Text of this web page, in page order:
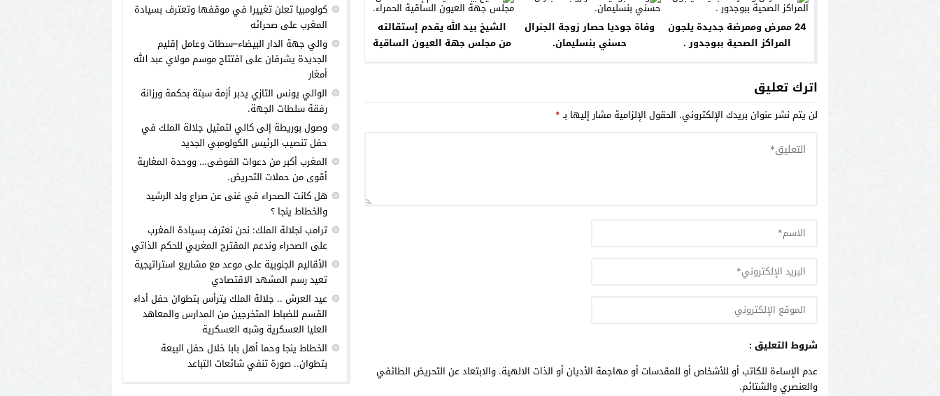
24 ممرض وممرضة جديدة يلجون
المراكز الصحية ببوجدور .
وفاة جوديا حصار زوجة الجنرال
حسني بنسليمان.
الشيخ بيد الله يقدم إستقالته
من مجلس جهة العيون الساقية
اترك تعليق
لن يتم نشر عنوان بريدك الإلكتروني. الحقول الإلزامية مشار إليها بـ*
شروط التعليق :
عدم الإساءة للكاتب أو للأشخاص أو للمقدسات أو مهاجمة الأديان أو الذات الالهية. والابتعاد عن التحريض الطائفي
والعنصري والشتائم.
كولومبيا تعلن تغييرا في موقفها وتعترف بسيادة
المغرب على صحرائه
والي جهة الدار البيضاء–سطات وعامل إقليم
الجديدة يشرفان على افتتاح موسم مولاي عبد الله
أمغار
الوالي يونس التازي يدبر أزمة سبتة بحكمة ورزانة
رفقة سلطات الجهة.
وصول بوريطة إلى كالي لتمثيل جلالة الملك في
حفل تنصيب الرئيس الكولومبي الجديد
المغرب أكبر من دعوات الفوضى… ووحدة المغاربة
أقوى من حملات التحريض.
هل كانت الصحراء في غنى عن صراع ولد الرشيد
والخطاط ينجا ؟
ترامب لجلالة الملك: نحن نعترف بسيادة المغرب
على الصحراء وندعم المقترح المغربي للحكم الذاتي
الأقاليم الجنوبية على موعد مع مشاريع استراتيجية
تعيد رسم المشهد الاقتصادي
عيد العرش .. جلالة الملك يترأس بتطوان حفل أداء
القسم للضباط المتخرجين من المدارس والمعاهد
العليا العسكرية وشبه العسكرية
الخطاط ينجا وحما أهل بابا خلال حفل البيعة
بتطوان.. صورة تنفي شائعات التباعد